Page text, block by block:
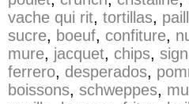
vache qui rit, tortillas,
sucre, boeuf, confiture,
mure, jacquet, chips,
ferrero, desperados,
boissons, schweppes,